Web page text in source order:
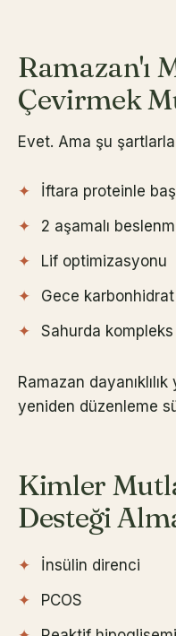
Ramazan'ı
Çevirmek
Evet. Ama şu
İftara proteinle
2 aşamalı
Lif optimizasyonu
Gece karbonhidrat
Sahurda
Ramazan
yeniden düzenleme
Kimler
Desteği
İnsülin direnci
PCOS